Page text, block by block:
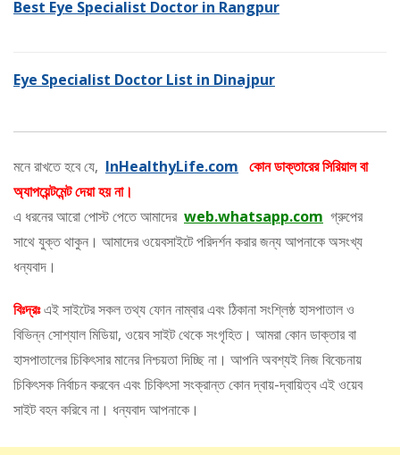
Best Eye Specialist Doctor in Rangpur
Eye Specialist Doctor List in Dinajpur
মনে রাখতে হবে যে, InHealthyLife.com কোন ডাক্তারের সিরিয়াল বা
অ্যাপয়েন্টমেন্ট দেয়া হয় না।
এ ধরনের আরো পোস্ট পেতে আমাদের web.whatsapp.com গ্রুপের
সাথে যুক্ত থাকুন। আমাদের ওয়েবসাইটে পরিদর্শন করার জন্য আপনাকে অসংখ্য
ধন্যবাদ।
বিঃদ্রঃএই সাইটের সকল তথ্য ফোন নাম্বার এবং ঠিকানা সংশ্লিষ্ঠ হাসপাতাল ও
বিভিন্ন সোশ্যাল মিডিয়া, ওয়েব সাইট থেকে সংগৃহিত। আমরা কোন ডাক্তার বা
হাসপাতালের চিকিৎসার মানের নিশ্চয়তা দিচ্ছি না। আপনি অবশ্যই নিজ বিবেচনায়
চিকিৎসক নির্বাচন করবেন এবং চিকিৎসা সংক্রান্ত কোন দ্বায়-দ্বায়িত্ব এই ওয়েব
সাইট বহন করিবে না। ধন্যবাদ আপনাকে।